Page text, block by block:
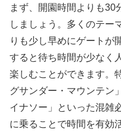
まず、開園時間よりも30
しましょう。多くのテー
りも少し早めにゲートが
すると待ち時間が少なく
楽しむことができます。
グサンダー・マウンテン
イナソー」といった混雑
に乗ることで時間を有効